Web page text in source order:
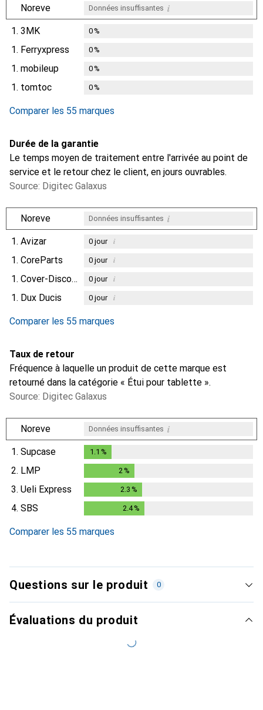
Noreve Données insuffisantes i
1. 3MK 0%
1. Ferryxpress 0%
1. mobileup 0%
1. tomtoc 0%
Comparer les 55 marques
Durée de la garantie
Le temps moyen de traitement entre l'arrivée au point de
service et le retour chez le client, en jours ouvrables.
Source: Digitec Galaxus
Noreve Données insuffisantes i
1. Avizar 0jour i
1. CoreParts 0jour i
1. Cover-Discount 0jour i
1. Dux Ducis 0jour i
Comparer les 55 marques
Taux de retour
Fréquence à laquelle un produit de cette marque est
retourné dans la catégorie « Étui pour tablette ».
Source: Digitec Galaxus
Noreve Données insuffisantes i
1. Supcase 1.1 %
2. LMP 2 %
3. Ueli Express 2.3 %
4. SBS 2.4%
Comparer les 55 marques
Questions sur le produit 0
Évaluations du produit